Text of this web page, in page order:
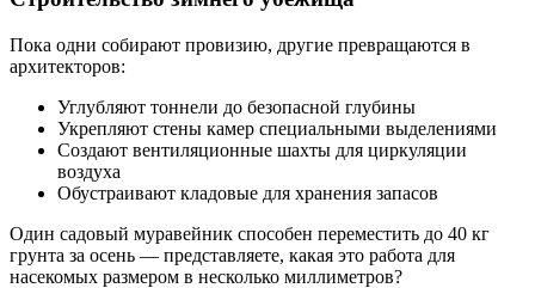
Пока одни собирают провизию, другие превращаются в
архитекторов:
Углубляют тоннели до безопасной глубины
Укрепляют стены камер специальными выделениями
Создают вентиляционные шахты для циркуляции
воздуха
Обустраивают кладовые для хранения запасов
Один садовый муравейник способен переместить до 40 кг
грунта за осень — представляете, какая это работа для
насекомых размером в несколько миллиметров?